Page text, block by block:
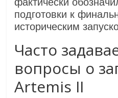
подготовки к
историческим
Часто
вопросы о
Artemis II